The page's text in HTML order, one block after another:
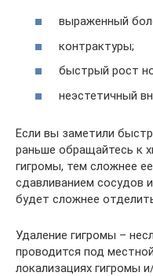
выраженный
контрактуры;
быстрый рост
неэстетичный
Если вы заметили
раньше обращайтесь к
гигромы, тем сложнее
сдавливанием сосудов
будет сложнее
Удаление гигромы –
проводится под
локализациях гигромы